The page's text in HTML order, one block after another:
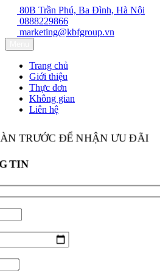
80B Trần Phú, Ba Đình, Hà Nội
0888229866
marketing@kbfgroup.vn
Trang chủ
Giới thiệu
Thực đơn
Không gian
Liên hệ
TRƯỚC ĐỂ NHẬN ƯU ĐÃI
TIN